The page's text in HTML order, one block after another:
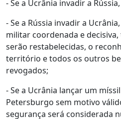
- Se a Ucrânia invadir a
- Se a Rússia invadir a
militar coordenada e
serão restabelecidas, o
território e todos os outros
revogados;
- Se a Ucrânia lançar um
Petersburgo sem motivo
segurança será considerada